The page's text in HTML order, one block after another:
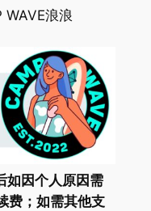
WAVE浪浪
如因个人原因需
费；如需其他支